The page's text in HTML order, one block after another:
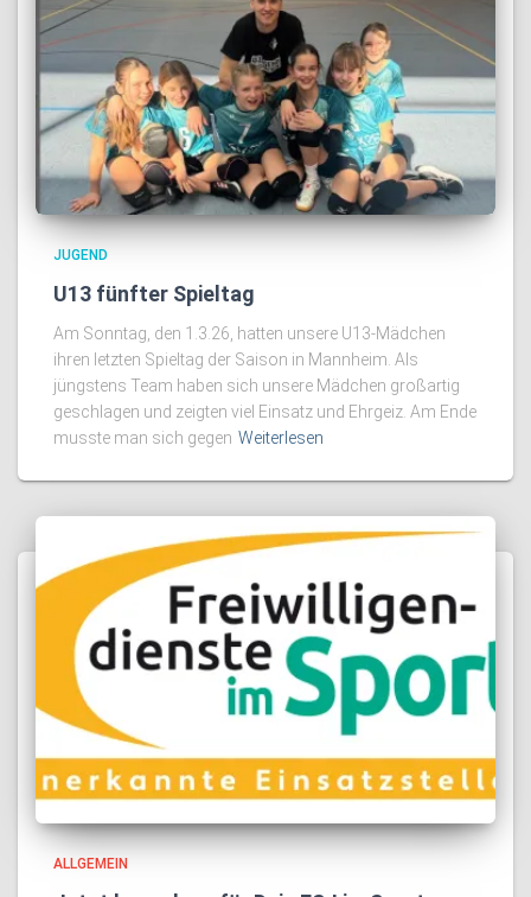
JUGEND
U13 fünfter Spieltag
Am Sonntag, den 1.3.26, hatten unsere U13-Mädchen
ihren letzten Spieltag der Saison in Mannheim. Als
jüngstens Team haben sich unsere Mädchen großartig
geschlagen und zeigten viel Einsatz und Ehrgeiz. Am Ende
musste man sich gegen Weiterlesen
ALLGEMEIN